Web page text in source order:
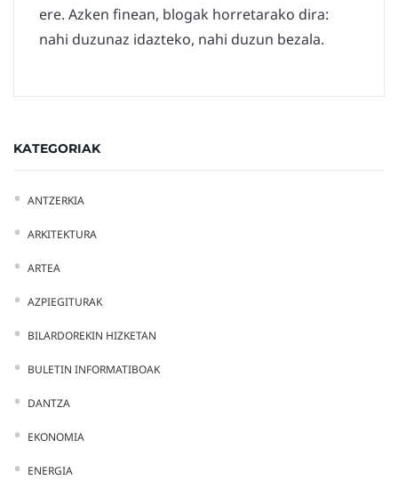
ere. Azken finean, blogak horretarako dira:
nahi duzunaz idazteko, nahi duzun bezala.
KATEGORIAK
ANTZERKIA
ARKITEKTURA
ARTEA
AZPIEGITURAK
BILARDOREKIN HIZKETAN
BULETIN INFORMATIBOAK
DANTZA
EKONOMIA
ENERGIA